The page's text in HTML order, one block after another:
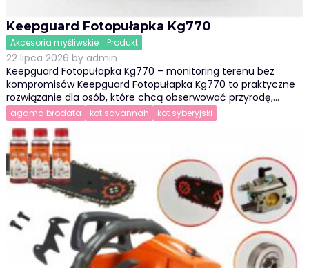
Keepguard Fotopułapka Kg770
Akcesoria myśliwskie Produkt
22 lipca 2026 by admin
Keepguard Fotopułapka Kg770 – monitoring terenu bez
kompromisów Keepguard Fotopułapka Kg770 to praktyczne
rozwiązanie dla osób, które chcą obserwować przyrodę,…
agama brodata kot savannah kot syberyjski